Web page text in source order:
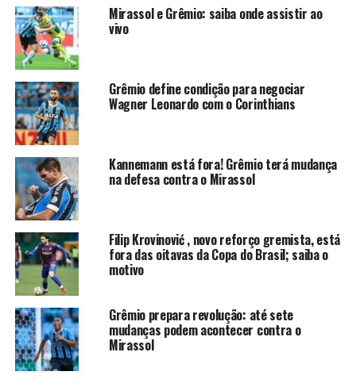
Éverson; Saravia, Lyanco, Júnior Alonso e Arana;
Alan Franco, Gabriel Menino, Igor Gomes e
Scarpa; Rony e Hulk.
Grêmio
Volpi; Camilo, Balbuena, Wagner Leonardo e
Marlon; Dodi e Villasanti Cuéllar; Pavon, Cristian
Olivera e Carlos Vinicius.Técnico
: Mano
Menezes.
Quem apita Atlético-MG x
Grêmio
Alex Gomes Stefano, auxiliado por Rodrigo
Figueiredo Henrique Correa e Carlos Henrique
Alves de Lima Filho (trio carioca). VAR: Caio Max
Augusto Vieira (GO)
Onde assistir Atlético-MG x
Mirassol e Grêmio: saiba onde assistir ao
vivo
Grêmio define condição para negociar
Wagner Leonardo com o Corinthians
Kannemann está fora! Grêmio terá mudança
na defesa contra o Mirassol
Filip Krovinović , novo reforço gremista, está
fora das oitavas da Copa do Brasil; saiba o
motivo
Grêmio prepara revolução: até sete
mudanças podem acontecer contra o
Mirassol